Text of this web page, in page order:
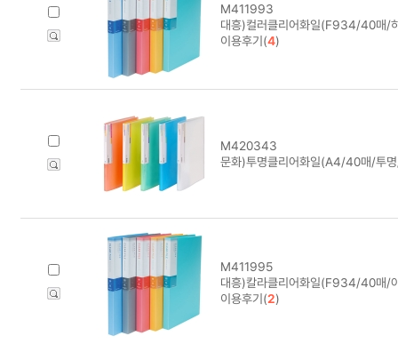
M411993
대흥)컬러클리어화일(F934/40매/
이용후기(4)
M420343
문화)투명클리어화일(A4/40매/투
M411995
대흥)칼라클리어화일(F934/40매/
이용후기(2)